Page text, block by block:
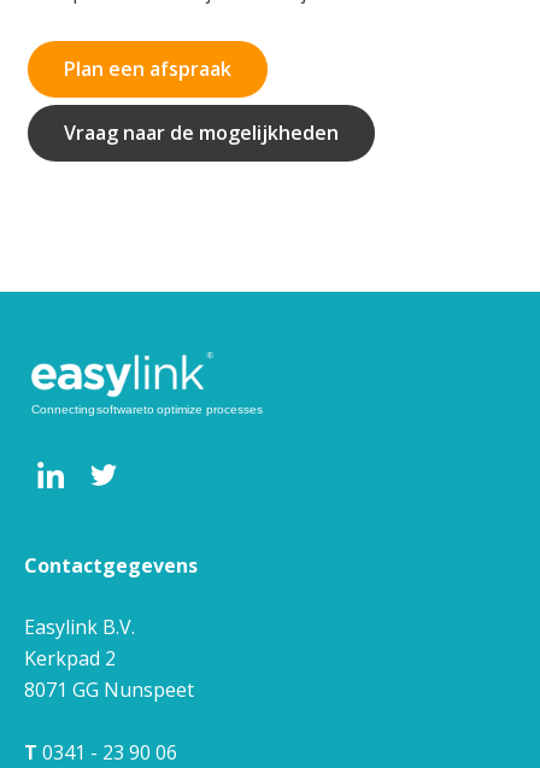
Plan een afspraak
Vraag naar de mogelijkheden
Contactgegevens
Easylink B.V.
Kerkpad 2
8071 GG Nunspeet
T 0341 - 23 90 06